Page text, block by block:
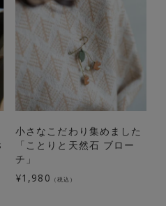
小さなこだわり集めました
「ことりと天然石 ブロー
チ」
¥1,980 （税込）